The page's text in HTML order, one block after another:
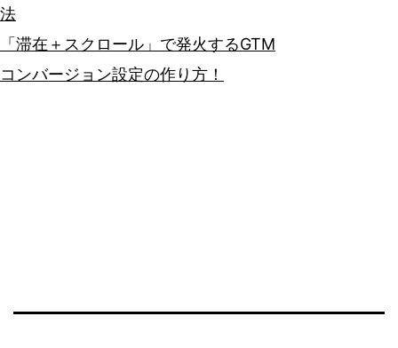
法
「滞在＋スクロール」で発火するGTM
コンバージョン設定の作り方！